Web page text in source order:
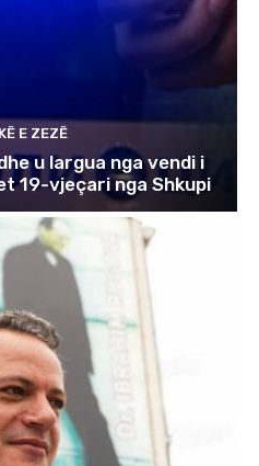
E ZEZË
u largua nga vendi i
19-vjeçari nga Shkupi